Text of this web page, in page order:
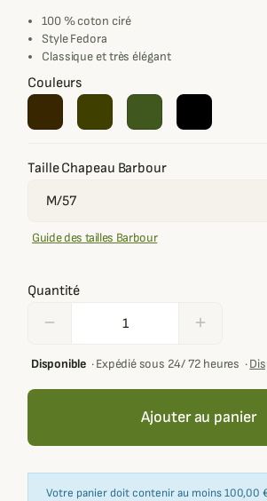
100 % coton ciré
Style Fedora
Classique et très élégant
Couleurs
Taille Chapeau Barbour
Guide des tailles Barbour
Quantité
remove add
Disponible·Expédié sous 24/ 72 heures ·
Ajouter au panier
Votre panier doit contenir au moins 100,00